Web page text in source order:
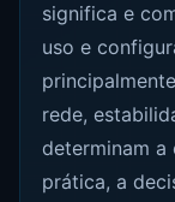
significa e
uso e
rede,
determinam a
prática, a